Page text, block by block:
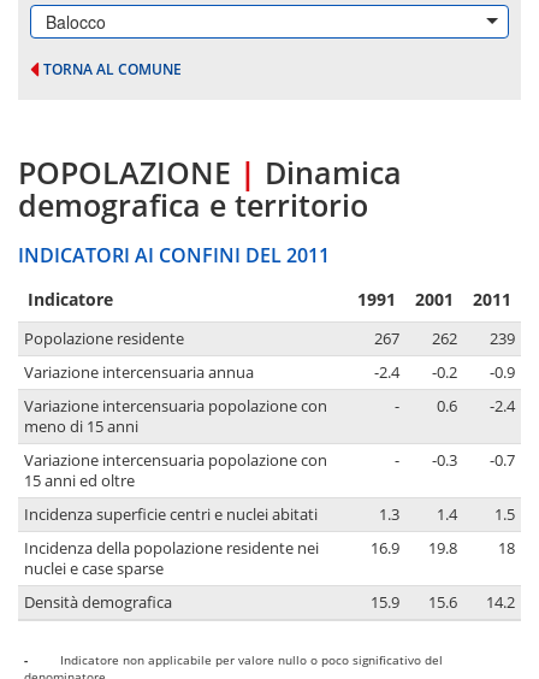
Balocco
TORNA AL COMUNE
POPOLAZIONE | Dinamica
demografica e territorio
INDICATORI AI CONFINI DEL 2011
Indicatore 1991 2001 2011
Popolazione residente 267 262
239
Variazione intercensuaria annua
-2.4 -0.2
-0.9
Variazione intercensuaria popolazione con
meno di 15 anni
- 0.6 -2.4
Variazione intercensuaria popolazione con
15 anni ed oltre
- -0.3 -0.7
Incidenza superficie centri e nuclei abitati 1.3 1.4
1.5
Incidenza della popolazione residente nei
nuclei e case sparse
16.9 19.8 18
Densità demografica 15.9 15.6 14.2
-
Indicatore non applicabile per valore nullo o poco significativo del